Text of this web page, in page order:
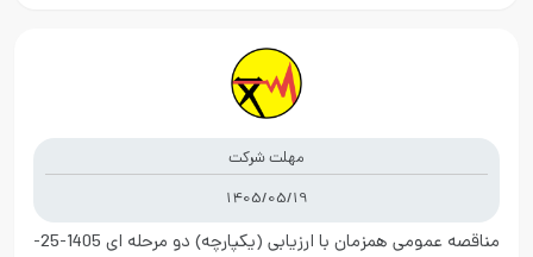
مهلت شرکت
1405/05/19
مناقصه عمومی همزمان با ارزیابی (یکپارچه) دو مرحله ای 1405-25-